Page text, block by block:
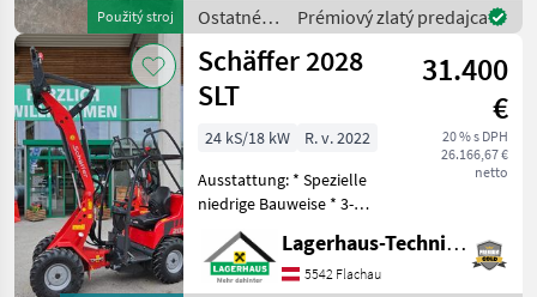
Použitý stroj
KUBOTA a pneumatikami.
Kolesá s mriež
Ostatné
poľnohospodárske
silové
stroje /
Aebi
Prémiový zlatý predajca
Schäffer 2028
SLT
31.400
€
20 % s DPH
26.166,67 €
netto
24 kS/18 kW
R. v. 2022
Ausstattung: * Spezielle
niedrige Bauweise * 3-
Zylinder-Dieselmotor
Kubota D1105 18, 5 kW (25
PS) * Hydrostatischer
Lagerhaus-Technik Flachau
5542 Flachau